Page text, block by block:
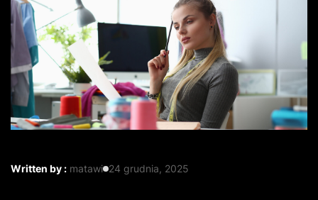
Written by : matawi 24 grudnia, 2025